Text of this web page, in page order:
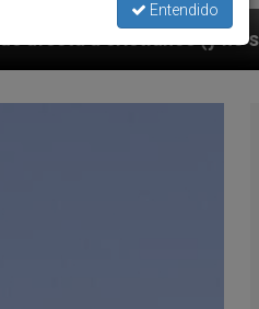
en Tierra Santa
Entendido